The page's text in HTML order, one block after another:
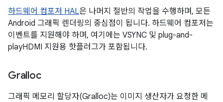
하드웨어 컴포저 HAL은 나머지 절반의 작업을 수행하며, 모든
Android 그래픽 렌더링의 중심점이 됩니다. 하드웨어 컴포저는
이벤트를 지원해야 하며, 여기에는 VSYNC 및 plug-and-
playHDMI 지원용 핫플러그가 포함됩니다.
Gralloc
그래픽 메모리 할당자(Gralloc)는 이미지 생산자가 요청한 메